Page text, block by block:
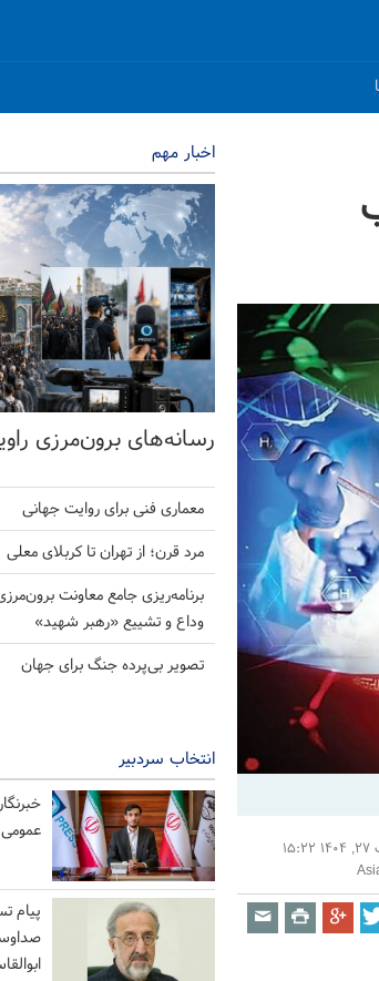
اردیبهشت ۲۷, ۱۴۰۴ ۱۵:۲۲
اخبار مهم
رسانه‌های برون‌مرزی
معماری فنی برای روایت جهانی
مرد قرن؛ از تهران تا کربلای معلی
برنامه‌ریزی جامع معاونت
وداع و تشییع «رهبر شهید»
تصویر بی‌پرده جنگ برای جهان
انتخاب سردبیر
پیام